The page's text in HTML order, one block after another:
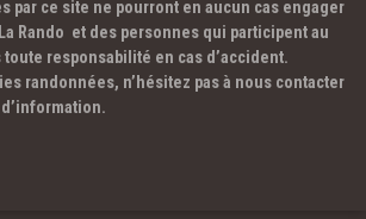
par ce site ne pourront en aucun cas engager
Rando et des personnes qui participent au
responsabilité en cas d’accident.
randonnées, n’hésitez pas à nous contacter